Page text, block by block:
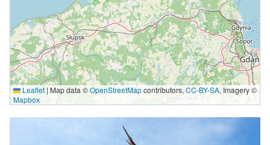
Leaflet | Map data ©OpenStreetMapcontributors,CC-BY-SA, Imagery ©
Mapbox